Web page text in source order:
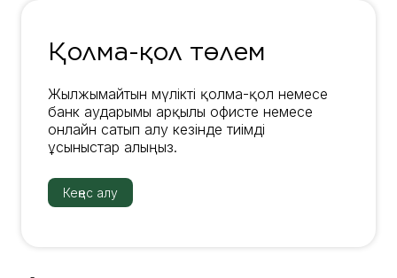
Қолма-қол төлем
Жылжымайтын мүлікті қолма-қол немесе
банк аударымы арқылы офисте немесе
онлайн сатып алу кезінде тиімді
ұсыныстар алыңыз.
Кеңес алу